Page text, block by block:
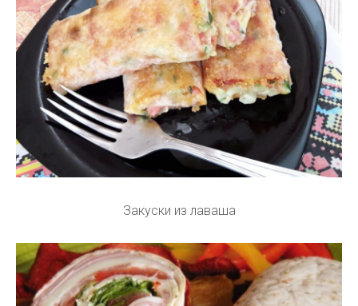
Закуски из лаваша